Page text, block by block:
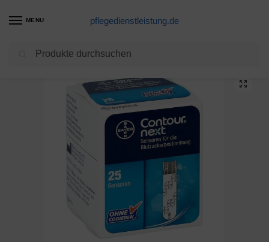
MENU pflegedienstleistung.de
Blutzuckerteststreifen Produkte